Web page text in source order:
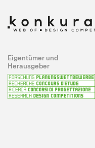
Eigentümer und
Herausgeber